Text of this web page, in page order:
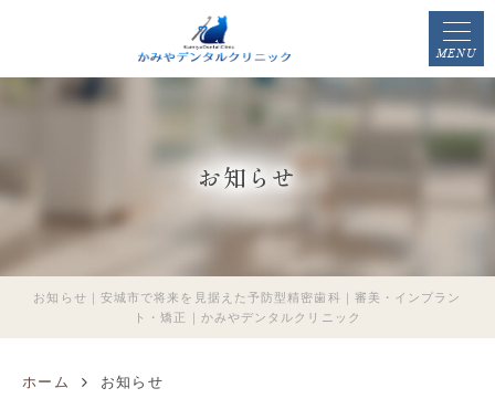
MENU
お知らせ
お知らせ｜安城市で将来を見据えた予防型精密歯科｜審美・インプラン
ト・矯正｜かみやデンタルクリニック
ホーム お知らせ